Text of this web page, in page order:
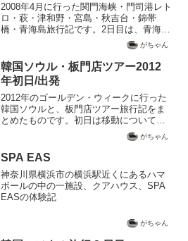
2008年4月に行った関門海峡・門司港レト
ロ・萩・津和野・宮島・秋吉台・錦帯
橋・青海島旅行記です。2日目は、青海
島、関門海峡、門司港レトロを観光して
がちゃん
韓国ソウル・板門店ツアー2012
年初日/出発
2012年のゴールデン・ウィークに行った
韓国ソウルと、板門店ツアー旅行記をま
とめたものです。初日は移動についてま
がちゃん
SPA EAS
神奈川県横浜市の横浜駅近くにあるハマ
ボールの中の一施設、クアハウス、SPA
EASの体験記
がちゃん